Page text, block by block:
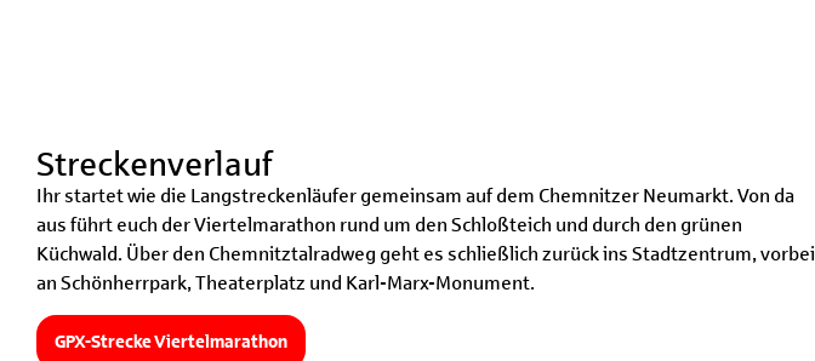
Streckenverlauf
Ihr startet wie die Langstreckenläufer gemeinsam auf dem Chemnitzer Neumarkt. Von da
aus führt euch der Viertelmarathon rund um den Schloßteich und durch den grünen
Küchwald. Über den Chemnitztalradweg geht es schließlich zurück ins Stadtzentrum, vorbei
an Schönherrpark, Theaterplatz und Karl-Marx-Monument.
GPX-Strecke Viertelmarathon